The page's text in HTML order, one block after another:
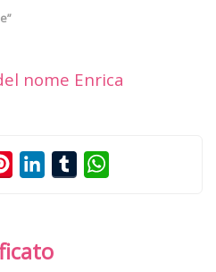
nome Enrica
PinterestLinkedInTumblr